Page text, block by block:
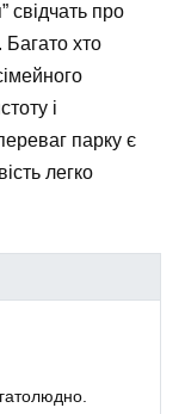
свідчать про
Багато хто
і
парку є
легко